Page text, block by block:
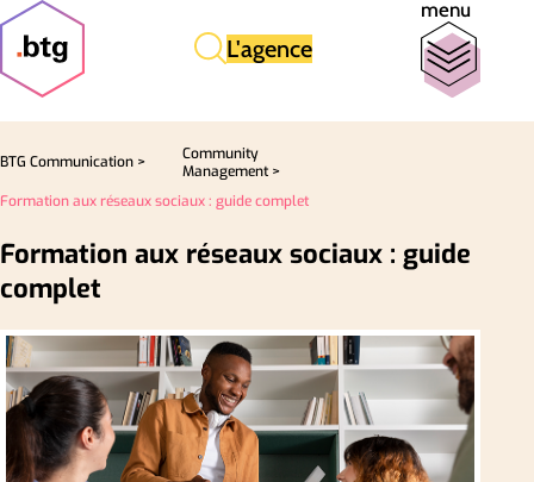
L'agence
menu
BTG Communication >
Community
Management >
Formation aux réseaux sociaux : guide complet
Formation aux réseaux sociaux : guide
complet